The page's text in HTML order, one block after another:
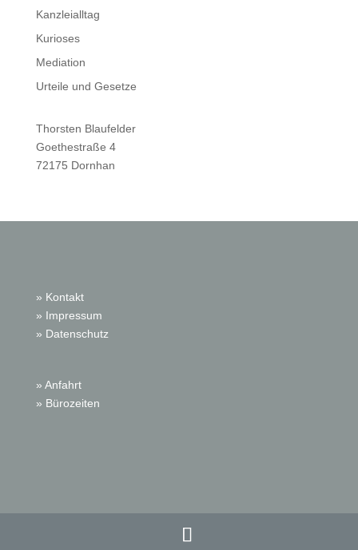
Kanzleialltag
Kurioses
Mediation
Urteile und Gesetze
Thorsten Blaufelder
Goethestraße 4
72175 Dornhan
» Kontakt
» Impressum
» Datenschutz
» Anfahrt
» Bürozeiten